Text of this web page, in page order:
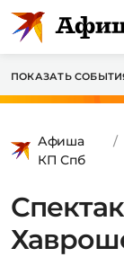
ПОКАЗАТЬ
Афиша
КП Спб